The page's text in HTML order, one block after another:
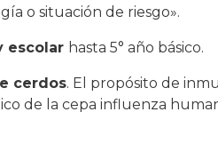
o situación de riesgo».
escolar hasta 5° año básico.
cerdos. El propósito de
de la cepa influenza